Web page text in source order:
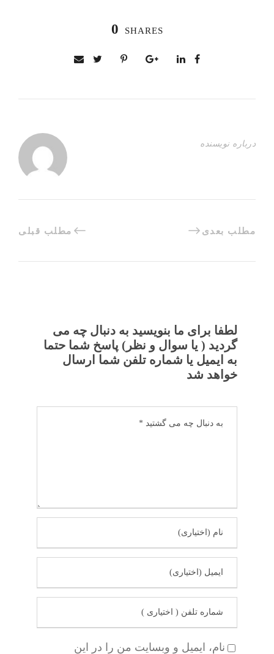
0 SHARES
درباره نویسنده
مطلب قبلی مطلب بعدی
لطفا برای ما بنویسید به دنبال چه می
گردید ( یا سوال و نظر) پاسخ شما حتما
به ایمیل یا شماره تلفن شما ارسال
خواهد شد
نام، ایمیل و وبسایت من را در این